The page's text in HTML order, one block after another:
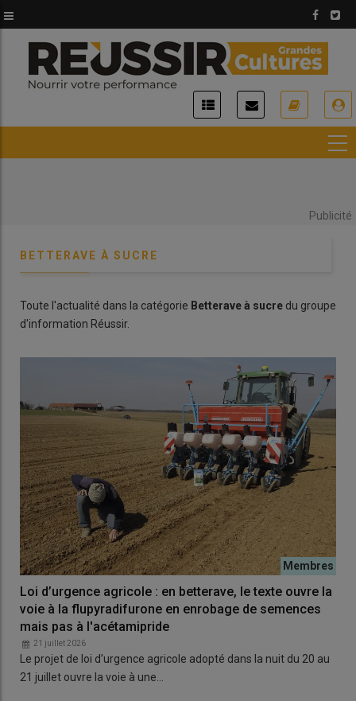
au
contenu
principal
Publicité
BETTERAVE À SUCRE
Toute l'actualité dans la catégorie Betterave à sucre du groupe
d'information Réussir.
Loi d’urgence agricole : en betterave, le texte ouvre la
voie à la flupyradifurone en enrobage de semences
mais pas à l'acétamipride
21 juillet 2026
Le projet de loi d’urgence agricole adopté dans la nuit du 20 au
21 juillet ouvre la voie à une…